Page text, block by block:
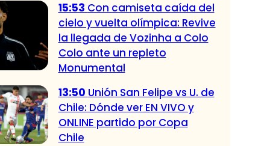
15:53 Con camiseta caída del
cielo y vuelta olímpica: Revive
la llegada de Vozinha a Colo
Colo ante un repleto
Monumental
13:50 Unión San Felipe vs U. de
Chile: Dónde ver EN VIVO y
ONLINE partido por Copa
Chile